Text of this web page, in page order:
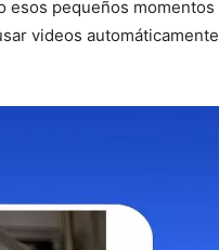
esos pequeños momentos
videos automáticamente